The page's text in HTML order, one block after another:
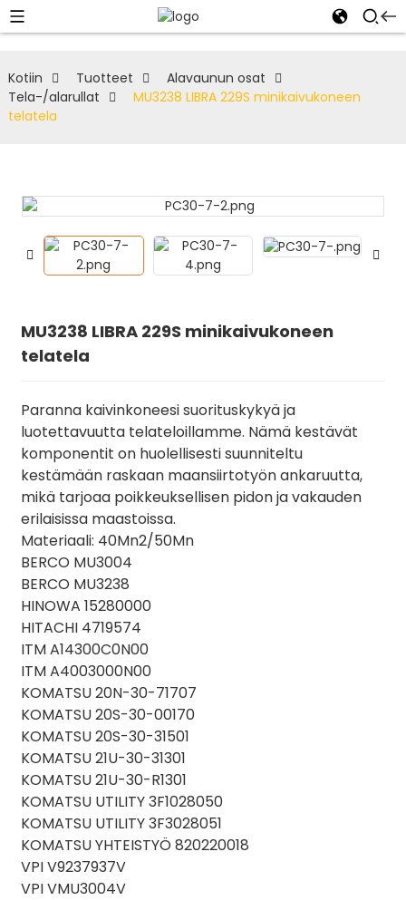
Kotiin Tuotteet
Alavaunun osat
Tela-/alarullat
MU3238 LIBRA 229S minikaivukoneen
telatela
MU3238 LIBRA 229S minikaivukoneen
telatela
Paranna kaivinkoneesi suorituskykyä ja
luotettavuutta telateloillamme. Nämä kestävät
komponentit on huolellisesti suunniteltu
kestämään raskaan maansiirtotyön ankaruutta,
mikä tarjoaa poikkeuksellisen pidon ja vakauden
erilaisissa maastoissa.
Materiaali: 40Mn2/50Mn
BERCO MU3004
BERCO MU3238
HINOWA 15280000
HITACHI 4719574
ITM A14300C0N00
ITM A4003000N00
KOMATSU 20N-30-71707
KOMATSU 20S-30-00170
KOMATSU 20S-30-31501
KOMATSU 21U-30-31301
KOMATSU 21U-30-R1301
KOMATSU UTILITY 3F1028050
KOMATSU UTILITY 3F3028051
KOMATSU YHTEISTYÖ 820220018
VPI V9237937V
VPI VMU3004V